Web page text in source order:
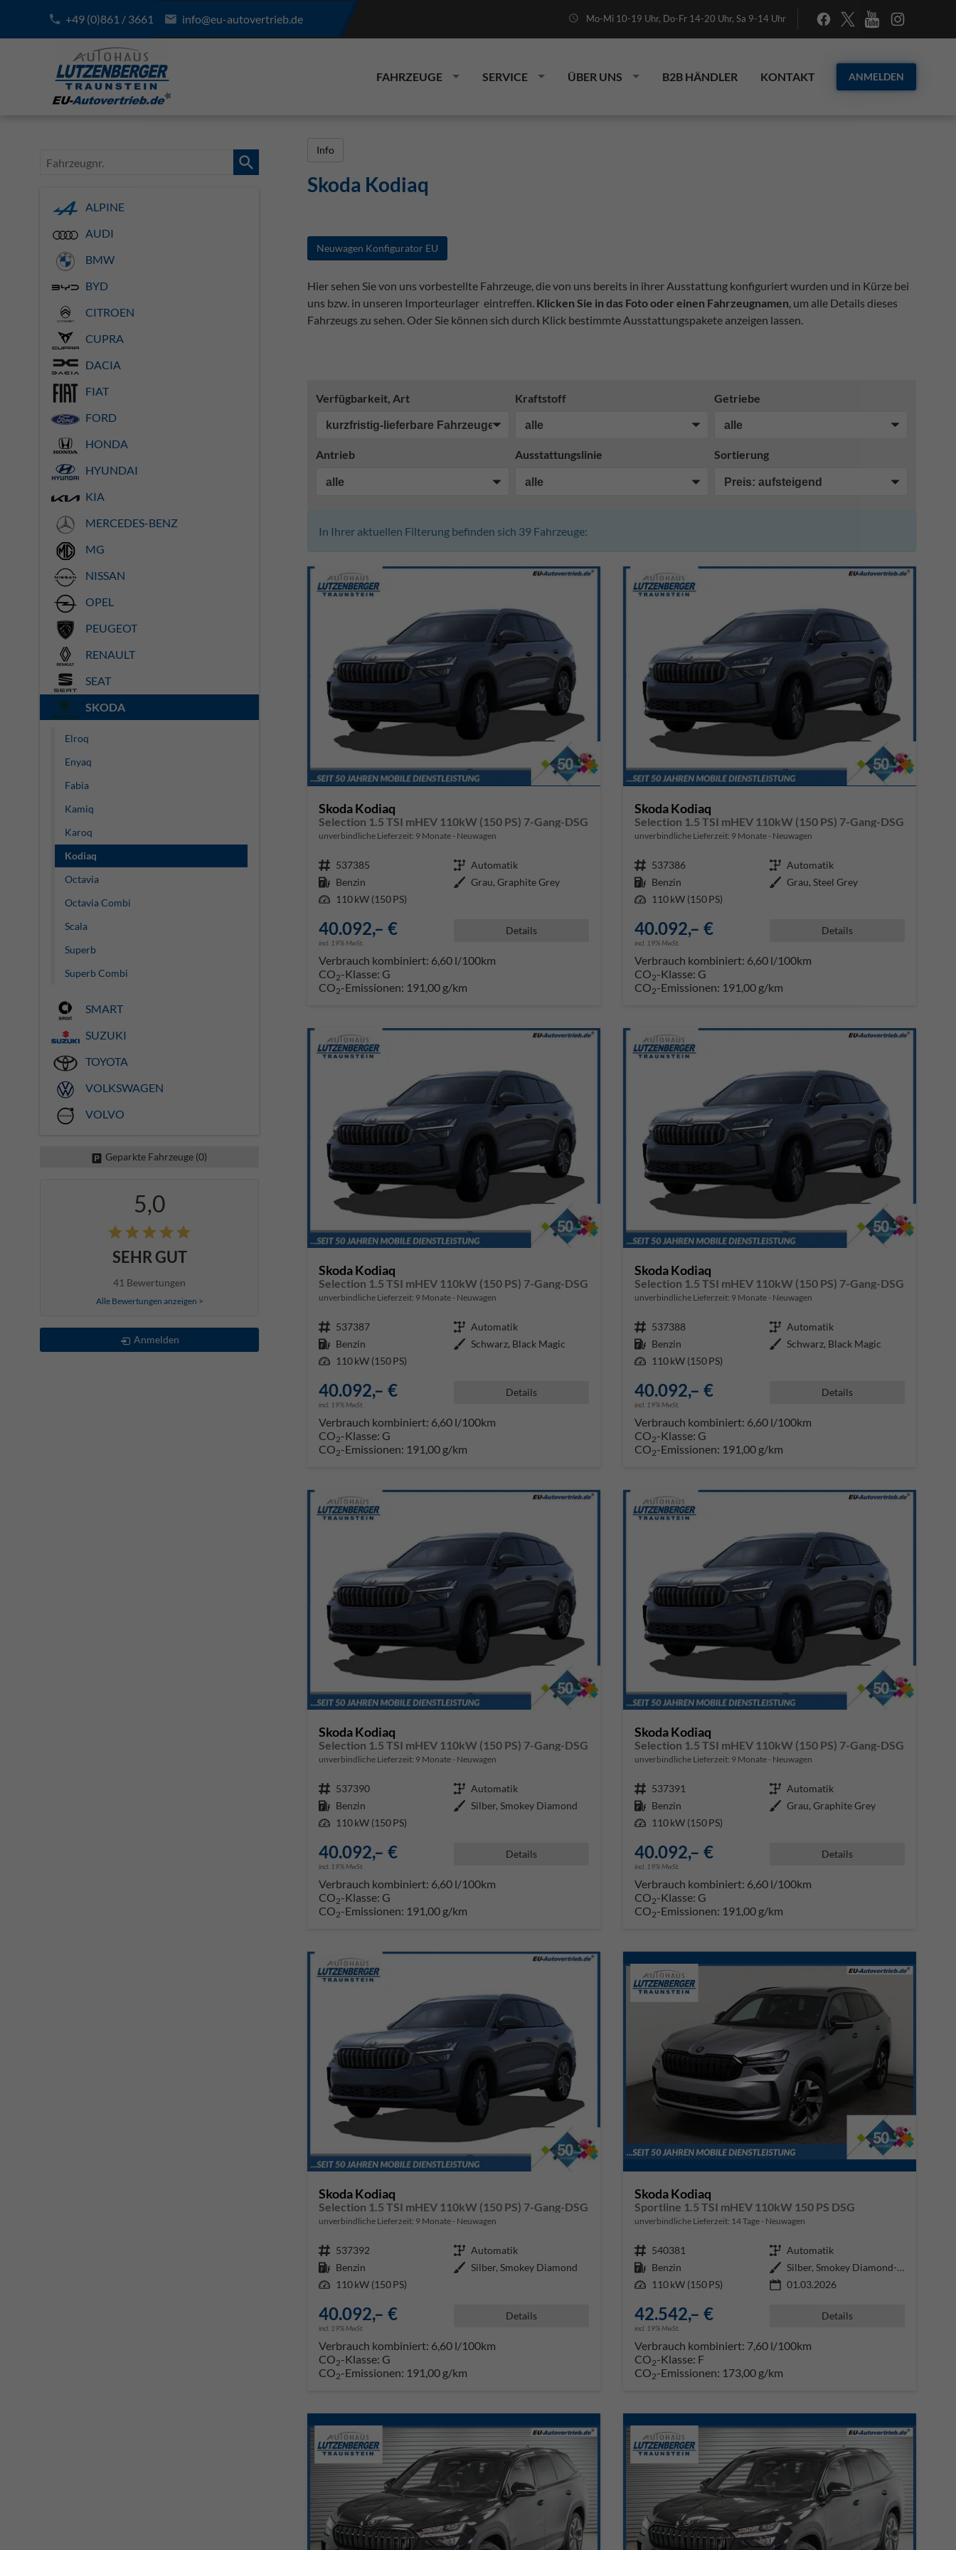
+49 (0)861 / 3661 info@eu-autovertrieb.de Mo-Mi 10-19 Uhr, Do-Fr 14-20 Uhr, Sa 9-14 Uhr
FAHRZEUGE SERVICE ÜBER UNS B2B HÄNDLER KONTAKT ANMELDEN
Info
Skoda Kodiaq
Neuwagen Konfigurator EU
Hier sehen Sie von uns vorbestellte Fahrzeuge, die von uns bereits in ihrer Ausstattung konfiguriert wurden und in Kürze bei
uns bzw. in unseren Importeurlager eintreffen. Klicken Sie in das Foto oder einen Fahrzeugnamen , um alle Details dieses
Fahrzeugs zu sehen. Oder Sie können sich durch Klick bestimmte Ausstattungspakete anzeigen lassen.
Verfügbarkeit, Art Kraftstoff Getriebe
Antrieb Ausstattungslinie Sortierung
In Ihrer aktuellen Filterung befinden sich 39Fahrzeuge:
Skoda Kodiaq
Selection 1.5 TSI mHEV 110kW (150 PS) 7-Gang-DSG
unverbindliche Lieferzeit: 9 Monate Neuwagen
Fahrzeugnr. 537385 Getriebe Automatik
Kraftstoff Benzin Außenfarbe Grau, Graphite Grey
Leistung 110 kW (150 PS)
40.092,– €
incl. 19% MwSt.
Details
Verbrauch kombiniert: 6,60 l/100km
CO2-Klasse: G
CO2-Emissionen: 191,00 g/km
Skoda Kodiaq
Selection 1.5 TSI mHEV 110kW (150 PS) 7-Gang-DSG
unverbindliche Lieferzeit: 9 Monate Neuwagen
Fahrzeugnr. 537386 Getriebe Automatik
Kraftstoff Benzin Außenfarbe Grau, Steel Grey
Leistung 110 kW (150 PS)
40.092,– €
incl. 19% MwSt.
Details
Verbrauch kombiniert: 6,60 l/100km
CO2-Klasse: G
CO2-Emissionen: 191,00 g/km
Skoda Kodiaq
Selection 1.5 TSI mHEV 110kW (150 PS) 7-Gang-DSG
unverbindliche Lieferzeit: 9 Monate Neuwagen
Fahrzeugnr. 537387 Getriebe Automatik
Kraftstoff Benzin Außenfarbe Schwarz, Black Magic
Leistung 110 kW (150 PS)
40.092,– €
incl. 19% MwSt.
Details
Verbrauch kombiniert: 6,60 l/100km
CO2-Klasse: G
CO2-Emissionen: 191,00 g/km
Skoda Kodiaq
Selection 1.5 TSI mHEV 110kW (150 PS) 7-Gang-DSG
unverbindliche Lieferzeit: 9 Monate Neuwagen
Fahrzeugnr. 537388 Getriebe Automatik
Kraftstoff Benzin Außenfarbe Schwarz, Black Magic
Leistung 110 kW (150 PS)
40.092,– €
incl. 19% MwSt.
Details
Verbrauch kombiniert: 6,60 l/100km
CO2-Klasse: G
CO2-Emissionen: 191,00 g/km
Skoda Kodiaq
Selection 1.5 TSI mHEV 110kW (150 PS) 7-Gang-DSG
unverbindliche Lieferzeit: 9 Monate Neuwagen
Fahrzeugnr. 537390 Getriebe Automatik
Kraftstoff Benzin Außenfarbe Silber, Smokey Diamond
Leistung 110 kW (150 PS)
40.092,– €
incl. 19% MwSt.
Details
Verbrauch kombiniert: 6,60 l/100km
CO2-Klasse: G
CO2-Emissionen: 191,00 g/km
Skoda Kodiaq
Selection 1.5 TSI mHEV 110kW (150 PS) 7-Gang-DSG
unverbindliche Lieferzeit: 9 Monate Neuwagen
Fahrzeugnr. 537391 Getriebe Automatik
Kraftstoff Benzin Außenfarbe Grau, Graphite Grey
Leistung 110 kW (150 PS)
40.092,– €
incl. 19% MwSt.
Details
Verbrauch kombiniert: 6,60 l/100km
CO2-Klasse: G
CO2-Emissionen: 191,00 g/km
Skoda Kodiaq
Selection 1.5 TSI mHEV 110kW (150 PS) 7-Gang-DSG
unverbindliche Lieferzeit: 9 Monate Neuwagen
Fahrzeugnr. 537392 Getriebe Automatik
Kraftstoff Benzin Außenfarbe Silber, Smokey Diamond
Leistung 110 kW (150 PS)
40.092,– €
incl. 19% MwSt.
Details
Verbrauch kombiniert: 6,60 l/100km
CO2-Klasse: G
CO2-Emissionen: 191,00 g/km
Skoda Kodiaq
Sportline 1.5 TSI mHEV 110kW 150 PS DSG
unverbindliche Lieferzeit: 14 Tage Neuwagen
Fahrzeugnr. 540381 Getriebe Automatik
Kraftstoff Benzin Außenfarbe
Silber, Smokey Diamond-Silber Me
Leistung 110 kW (150 PS) 01.03.2026
42.542,– €
incl. 19% MwSt.
Details
Verbrauch kombiniert: 7,60 l/100km
CO2-Klasse: F
CO2-Emissionen: 173,00 g/km
Fahrzeugnr.
ALPINE
AUDI
BMW
BYD
CITROEN
CUPRA
DACIA
FIAT
FORD
HONDA
HYUNDAI
KIA
MERCEDES-BENZ
MG
NISSAN
OPEL
PEUGEOT
RENAULT
SEAT
SKODA
Elroq
Enyaq
Fabia
Kamiq
Karoq
Kodiaq
Octavia
Octavia Combi
Scala
Superb
Superb Combi
SMART
SUZUKI
TOYOTA
VOLKSWAGEN
VOLVO
Geparkte Fahrzeuge (0)
5,0
SEHR GUT
41 Bewertungen
Alle Bewertungen anzeigen >
Anmelden